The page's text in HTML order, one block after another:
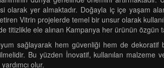
yer almaktadır. Doğayla iç içe yaşam
Vitrin projelerde temel bir unsur olarak
ele alınan Kampanya her ürünün özgün
sağlayarak hem güvenliği hem de dekoratif
Bu yüzden İnovatif, kullanılan malzeme
olur.